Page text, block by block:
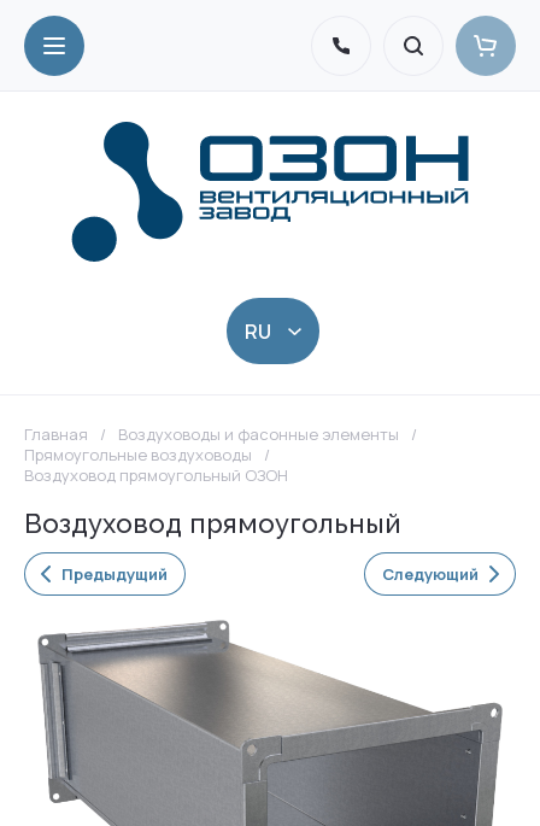
Главная / Воздуховоды и фасонные элементы
/
Прямоугольные воздуховоды
/
Воздуховод прямоугольный ОЗОН
Воздуховод прямоугольный
Предыдущий Следующий